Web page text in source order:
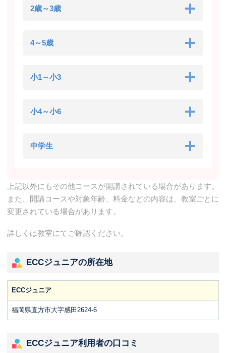
2歳～3歳
4～5歳
小1～小3
小4～小6
中学生
上記以外にもその他コースが開講されている場合があります。
また、開講コースや対象年齢、料金などの内容は、教室ごとに
変更されている場合があります。
詳しくは教室にてご確認ください。
ECCジュニアの所在地
ECCジュニア
福岡県直方市大字感田2624-6
ECCジュニア利用者の口コミ